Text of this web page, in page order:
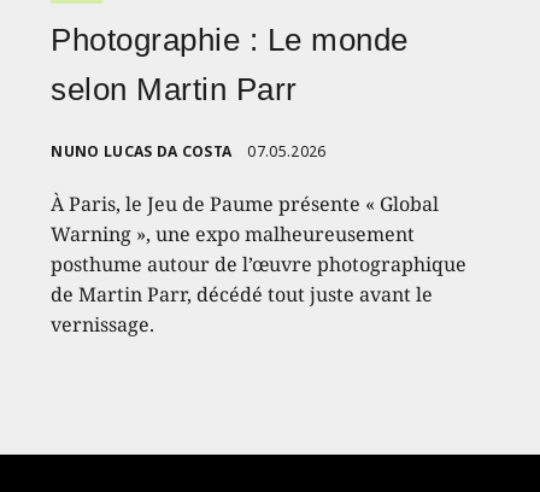
Photographie : Le monde
selon Martin Parr
NUNO LUCAS DA COSTA 07.05.2026
À Paris, le Jeu de Paume présente « Global
Warning », une expo malheureusement
posthume autour de l’œuvre photographique
de Martin Parr, décédé tout juste avant le
vernissage.